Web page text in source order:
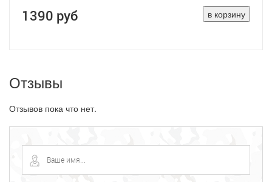
1390 руб
Отзывы
Отзывов пока что нет.